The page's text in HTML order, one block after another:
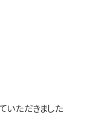
いただきました